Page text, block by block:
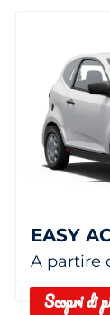
EASY
A partire
Scopri di